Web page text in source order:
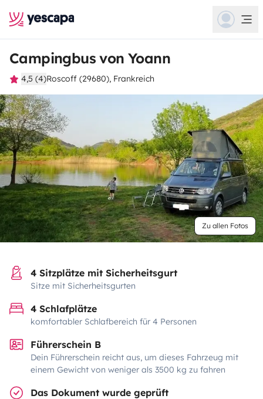
Campingbus von Yoann
4,5 (4)Roscoff (29680), Frankreich
Zu allen Fotos
4 Sitzplätze mit Sicherheitsgurt
Sitze mit Sicherheitsgurten
4 Schlafplätze
komfortabler Schlafbereich für 4 Personen
Führerschein B
Dein Führerschein reicht aus, um dieses Fahrzeug mit
einem Gewicht von weniger als 3500 kg zu fahren
Das Dokument wurde geprüft